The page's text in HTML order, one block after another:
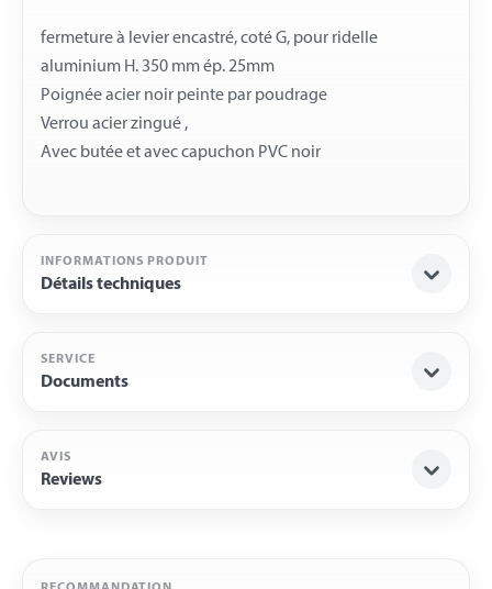
fermeture à levier encastré, coté G, pour ridelle
aluminium H. 350 mm ép. 25mm
Poignée acier noir peinte par poudrage
Verrou acier zingué ,
INFORMATIONS PRODUIT
Détails techniques
SERVICE
Documents
AVIS
Reviews